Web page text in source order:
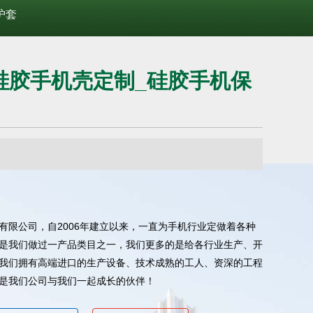
套
胶手机壳定制_硅胶手机保
限公司，自2006年建立以来，一直为手机行业定做着各种
我们做过一产品类目之一，我们更多的是给各行业生产、开
们拥有高端进口的生产设备、技术成熟的工人、资深的工程
我们公司与我们一起成长的伙伴！